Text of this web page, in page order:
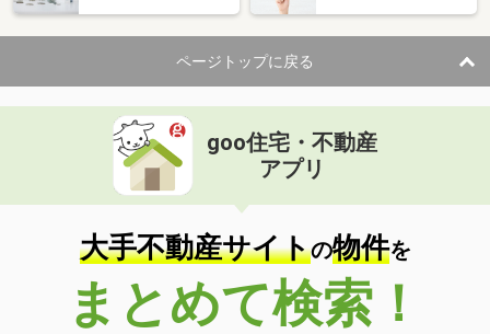
ページトップに戻る
goo住宅・不動産
アプリ
大手不動産サイトの物件を
まとめて検索！